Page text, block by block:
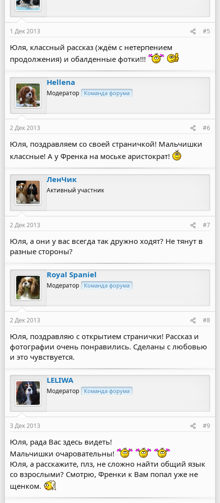
1 Дек 2013 #5
Юля, классный рассказ (ждём с нетерпением
продолжения) и обалденные фотки!!!
Hellena
Модератор Команда форума
2 Дек 2013 #6
Юля, поздравляем со своей страничкой! Мальчишки
классные! А у Френка на моське аристократ!
ЛенЧик
Активный участник
2 Дек 2013 #7
Юля, а они у вас всегда так дружно ходят? Не тянут в
разные стороны?
Royal Spaniel
Модератор Команда форума
2 Дек 2013 #8
Юля, поздравляю с открытием странички! Рассказ и
фотографии очень понравились. Сделаны с любовью
и это чувствуется.
LELIWA
Модератор Команда форума
3 Дек 2013 #9
Юля, рада Вас здесь видеть!
Мальчишки очаровательны!
Юля, а расскажите, плз, не сложно найти общий язык
со взрослыми? Смотрю, Френки к Вам попал уже не
щенком.